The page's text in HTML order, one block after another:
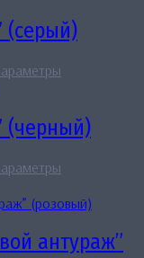
несколько
вариаций.
можно
странице
(серый)
несколько
вариаций.
можно
выбрать
на
странице
товара.
(черный)
имеет
вариаций.
антураж”